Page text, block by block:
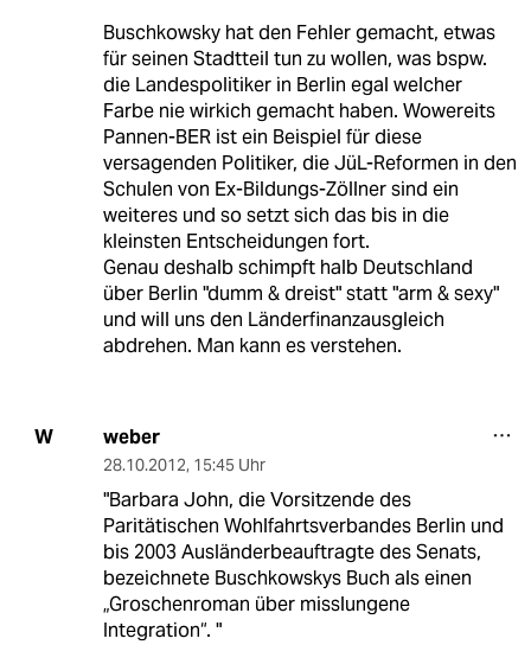
Buschkowsky hat den Fehler gemacht, etwas
für seinen Stadtteil tun zu wollen, was bspw.
die Landespolitiker in Berlin egal welcher
Farbe nie wirkich gemacht haben. Wowereits
Pannen-BER ist ein Beispiel für diese
versagenden Politiker, die JüL-Reformen in den
Schulen von Ex-Bildungs-Zöllner sind ein
weiteres und so setzt sich das bis in die
kleinsten Entscheidungen fort.
Genau deshalb schimpft halb Deutschland
über Berlin "dumm & dreist" statt "arm & sexy"
und will uns den Länderfinanzausgleich
abdrehen. Man kann es verstehen.
W weber
28.10.2012, 15:45 Uhr
"Barbara John, die Vorsitzende des
Paritätischen Wohlfahrtsverbandes Berlin und
bis 2003 Ausländerbeauftragte des Senats,
bezeichnete Buschkowskys Buch als einen
„Groschenroman über misslungene
Integration“. "